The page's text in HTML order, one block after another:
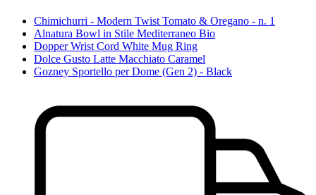
Chimichurri - Modern Twist Tomato & Oregano - n. 1
Alnatura Bowl in Stile Mediterraneo Bio
Dopper Wrist Cord White Mug Ring
Dolce Gusto Latte Macchiato Caramel
Gozney Sportello per Dome (Gen 2) - Black